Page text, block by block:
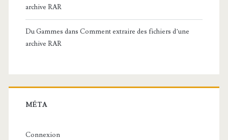
archive RAR
Du Gammes dans Comment extraire des fichiers d’une
archive RAR
MÉTA
Connexion